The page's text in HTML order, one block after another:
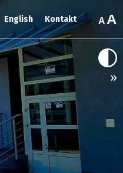
»
English Kontakt